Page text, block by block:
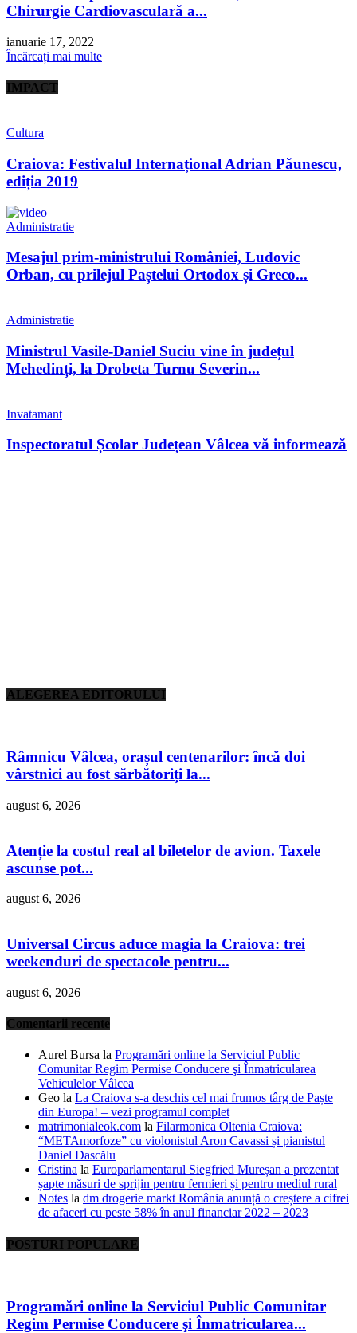
Chirurgie Cardiovasculară a...
ianuarie 17, 2022
Încărcați mai multe
IMPACT
Cultura
Craiova: Festivalul Internațional Adrian Păunescu,
ediția 2019
Administratie
Mesajul prim-ministrului României, Ludovic
Orban, cu prilejul Paștelui Ortodox și Greco...
Administratie
Ministrul Vasile-Daniel Suciu vine în județul
Mehedinți, la Drobeta Turnu Severin...
Invatamant
Inspectoratul Școlar Județean Vâlcea vă informează
ALEGEREA EDITORULUI
Râmnicu Vâlcea, orașul centenarilor: încă doi
vârstnici au fost sărbătoriți la...
august 6, 2026
Atenție la costul real al biletelor de avion. Taxele
ascunse pot...
august 6, 2026
Universal Circus aduce magia la Craiova: trei
weekenduri de spectacole pentru...
august 6, 2026
Comentarii recente
Aurel Bursa la Programări online la Serviciul Public
Comunitar Regim Permise Conducere şi Înmatricularea
Vehiculelor Vâlcea
Geo la La Craiova s-a deschis cel mai frumos târg de Paște
din Europa! – vezi programul complet
matrimonialeok.com la Filarmonica Oltenia Craiova:
“METAmorfoze” cu violonistul Aron Cavassi și pianistul
Daniel Dascălu
Cristina la Europarlamentarul Siegfried Mureșan a prezentat
șapte măsuri de sprijin pentru fermieri și pentru mediul rural
Notes la dm drogerie markt România anunță o creștere a cifrei
de afaceri cu peste 58% în anul financiar 2022 – 2023
POSTURI POPULARE
Programări online la Serviciul Public Comunitar
Regim Permise Conducere şi Înmatricularea...